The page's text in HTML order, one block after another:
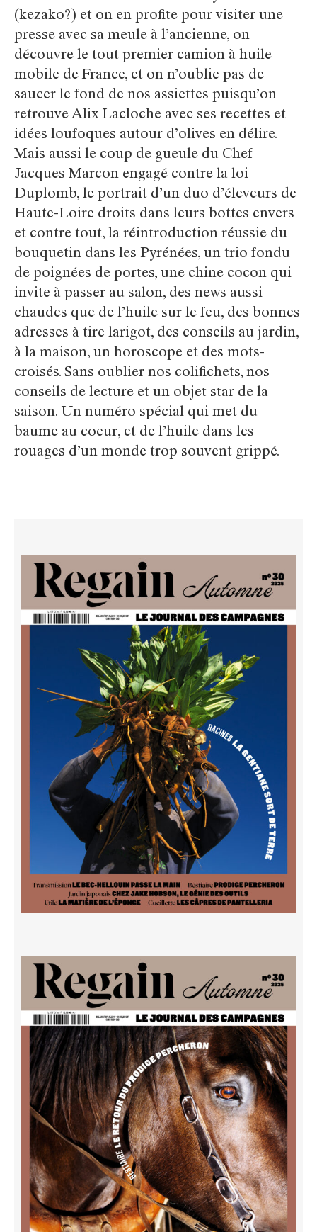
(kezako?) et on en profite pour visiter une
presse avec sa meule à l’ancienne, on
découvre le tout premier camion à huile
mobile de France, et on n’oublie pas de
saucer le fond de nos assiettes puisqu’on
retrouve Alix Lacloche avec ses recettes et
idées loufoques autour d’olives en délire.
Mais aussi le coup de gueule du Chef
Jacques Marcon engagé contre la loi
Duplomb, le portrait d’un duo d’éleveurs de
Haute-Loire droits dans leurs bottes envers
et contre tout, la réintroduction réussie du
bouquetin dans les Pyrénées, un trio fondu
de poignées de portes, une chine cocon qui
invite à passer au salon, des news aussi
chaudes que de l’huile sur le feu, des bonnes
adresses à tire larigot, des conseils au jardin,
à la maison, un horoscope et des mots-
croisés. Sans oublier nos colifichets, nos
conseils de lecture et un objet star de la
saison. Un numéro spécial qui met du
baume au coeur, et de l’huile dans les
rouages d’un monde trop souvent grippé.